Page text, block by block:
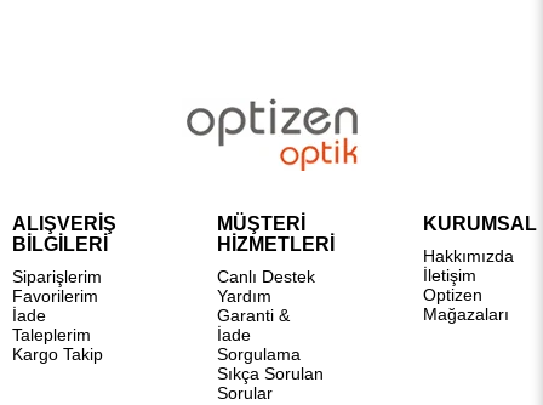
ALIŞVERİŞ
BİLGİLERİ
Siparişlerim
Favorilerim
İade
Taleplerim
Kargo Takip
MÜŞTERİ
HİZMETLERİ
Canlı Destek
Yardım
Garanti &
İade
Sorgulama
Sıkça Sorulan
Sorular
KURUMSAL
Hakkımızda
İletişim
Optizen
Mağazaları